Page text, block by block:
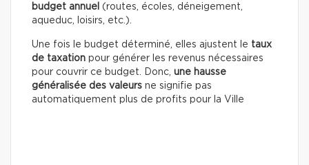
budget annuel (routes, écoles, déneigement,
aqueduc, loisirs, etc.).
Une fois le budget déterminé, elles ajustent le taux
de taxation pour générer les revenus nécessaires
pour couvrir ce budget. Donc, une hausse
généralisée des valeurs ne signifie pas
automatiquement plus de profits pour la Ville